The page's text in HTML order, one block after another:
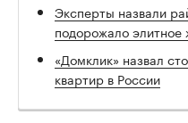
Эксперты назвали
подорожало элитное
«Домклик» назвал
квартир в России